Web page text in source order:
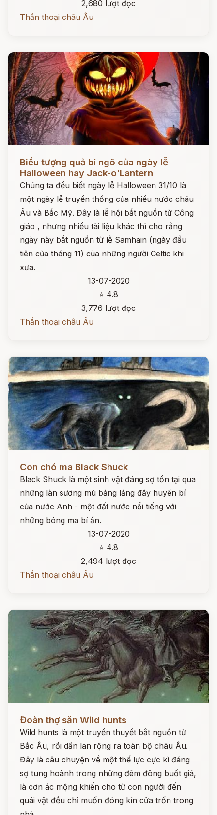
2,680 lượt đọc
Thần thoại châu Âu
Đọc ngay
Biểu tượng quả bí ngô của ngày lễ
Halloween hay Jack-o'Lantern
Chúng ta đều biết ngày lễ Halloween 31/10 là
một ngày lễ truyền thống của nhiều nước châu
Âu và Bắc Mỹ. Đây là lễ hội bắt nguồn từ Công
giáo , nhưng nhiều tài liệu khác thì cho rằng
ngày này bắt nguồn từ lễ Samhain (ngày đầu
tiên của tháng 11) của những người Celtic khi
xưa.
13-07-2020
⭐ 4.8
3,776 lượt đọc
Thần thoại châu Âu
Con chó ma Black Shuck
Black Shuck là một sinh vật đáng sợ tồn tại qua
những làn sương mù bảng lảng đầy huyền bí
của nước Anh - một đất nước nổi tiếng với
những bóng ma bí ẩn.
13-07-2020
⭐ 4.8
2,494 lượt đọc
Thần thoại châu Âu
Đoàn thợ săn Wild hunts
Wild hunts là một truyền thuyết bắt nguồn từ
Bắc Âu, rồi dần lan rộng ra toàn bộ châu Âu.
Đây là câu chuyện về một thế lực cực kì đáng
sợ tung hoành trong những đêm đông buốt giá,
là cơn ác mộng khiến cho từ con người đến
quái vật đều chỉ muốn đóng kín cửa trốn trong